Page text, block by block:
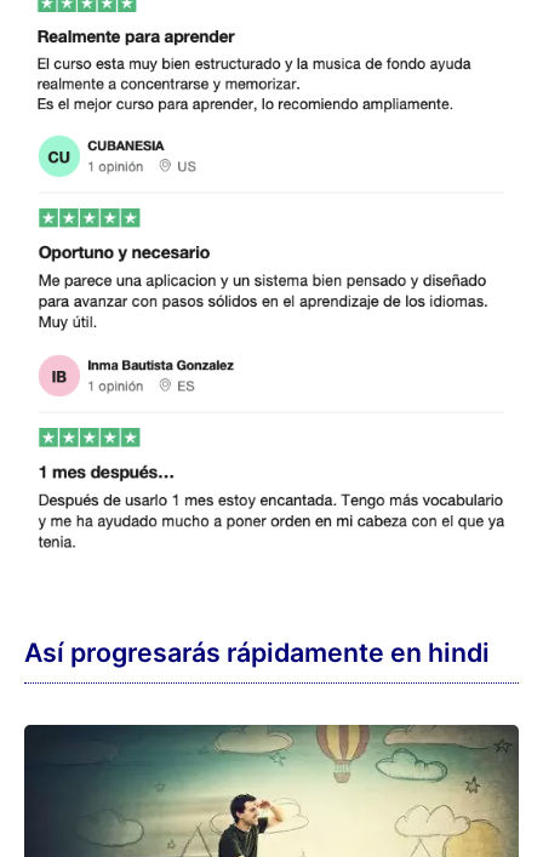
Elentrenador diario
tu progreso,automáticamente todos los
contenidos relevantes y siempre en el momento
óptimo
Si eliges el curso básico, aprenderás
palabras y alcanzarás el nivel A2
Con el paquete completo aprendes
palabras y puedes alcanzar incluso, hasta
comparación con el curso básico, por lo que
te permite una inmersión en el idioma hindi
Ante todo, empezarás aleer,escuchary
aprenderel vocabulario
con el entrenador
diario.